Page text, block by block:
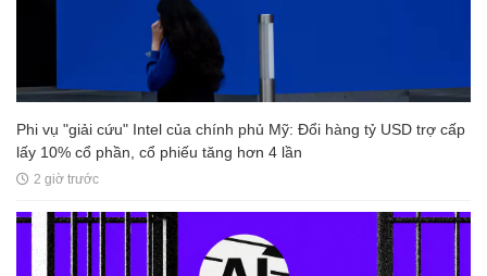
Phi vụ "giải cứu" Intel của chính phủ Mỹ: Đổi hàng tỷ USD trợ cấp
lấy 10% cổ phần, cổ phiếu tăng hơn 4 lần
2 giờ trước